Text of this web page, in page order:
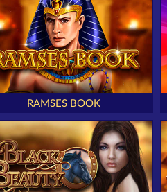
RAMSES BOOK